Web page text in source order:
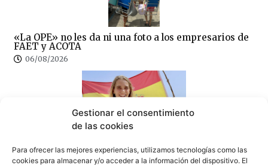
Gestionar el consentimiento
de las cookies
Para ofrecer las mejores experiencias, utilizamos tecnologías como las
cookies para almacenar y/o acceder a la información del dispositivo. El
«La OPE» no les da ni una foto a los empresarios de
FAET y ACOTA
06/08/2026
La tarifeña Sofía Ginzinger: tercera del mundo de
freestyle con solo 12 años